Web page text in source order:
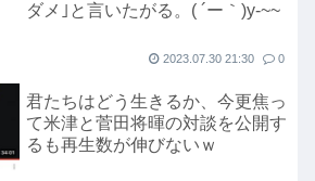
ダメ｣と言いたがる。( ´ー｀)y-~~
2023.07.30 21:30 0
君たちはどう生きるか、今更焦っ
て米津と菅田将暉の対談を公開す
るも再生数が伸びないｗ